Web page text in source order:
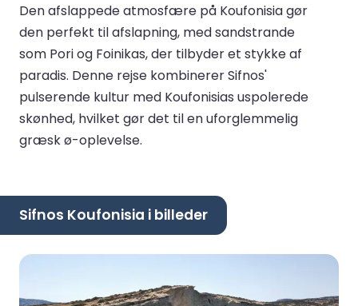
Den afslappede atmosfære på Koufonisia gør
den perfekt til afslapning, med sandstrande
som Pori og Foinikas, der tilbyder et stykke af
paradis. Denne rejse kombinerer Sifnos'
pulserende kultur med Koufonisias uspolerede
skønhed, hvilket gør det til en uforglemmelig
græsk ø-oplevelse.
Sifnos Koufonisia i billeder